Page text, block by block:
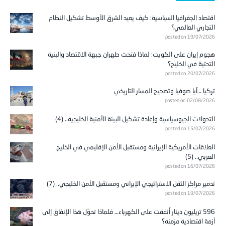
اقتصاد الجغرافيا السياسية: كيف يعيد الشرق الأوسط تشكيل النظام
التجاري العالمي؟
posted on 19/07/2026
هجوم إيران على الكويت: لماذا فتحت طهران جبهة الاقتصاد والبنية
التحتية في الخليج؟
posted on 20/07/2026
تركيا …آيا صوفيا وتصحيح المسار التاريخي
posted on 02/08/2026
التحولات الجيوسياسية وإعادة تشكيل البيئة الأمنية الخليجية.. (4)
posted on 15/07/2026
العلاقات الأمريكية الإيرانية ومستقبل الأمن الإقليمي في الخليج
العربي.. (5)
posted on 16/07/2026
تدمير مراكز الثقل الاستراتيجي الإيراني ومستقبل الأمن الخليجي.. (7)
posted on 19/07/2026
596 تريليون دينار أُنفقت على الكهرباء… فلماذا تحوّل هذا الإنفاق إلى
أزمة اقتصادية مزمنة؟